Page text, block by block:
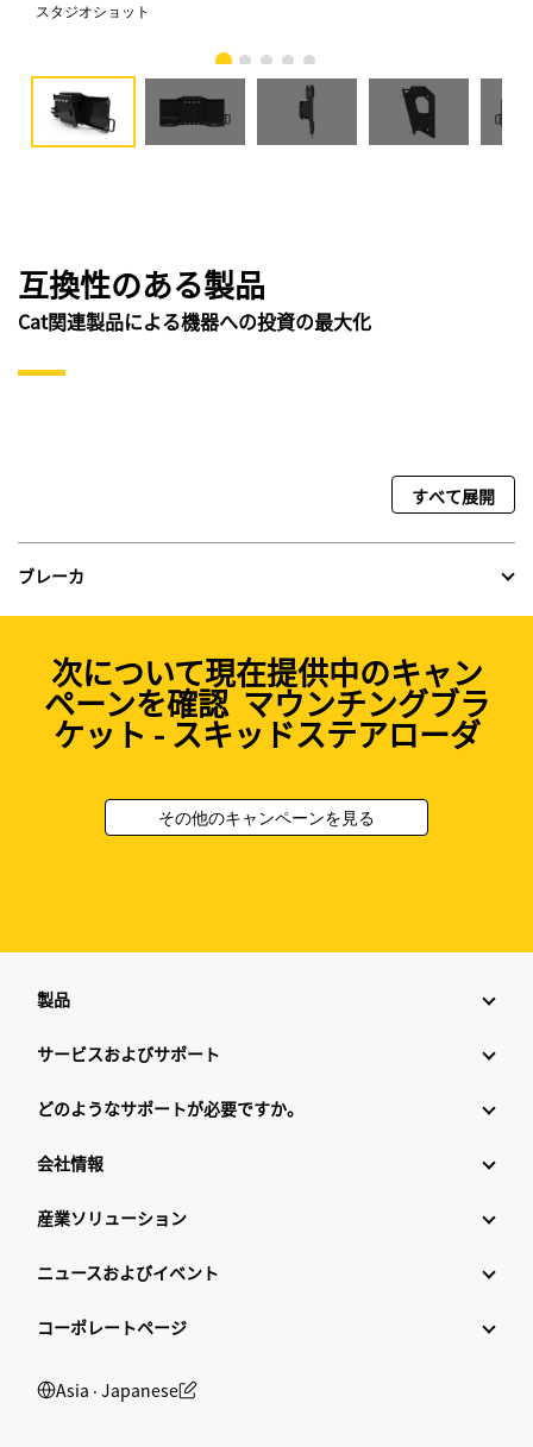
スタジオショット
互換性のある製品
Cat関連製品による機器への投資の最大化
すべて展開
ブレーカ
次について現在提供中のキャン
ペーンを確認 マウンチングブラ
ケット - スキッドステアローダ
その他のキャンペーンを見る
製品
サービスおよびサポート
どのようなサポートが必要ですか。
会社情報
産業ソリューション
ニュースおよびイベント
コーポレートページ
Asia ‧ Japanese